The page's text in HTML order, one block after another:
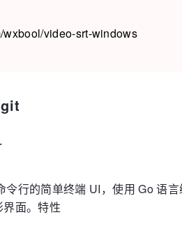
video-srt-windows
令行的简单终端 UI，使用 Go 语
面。特性